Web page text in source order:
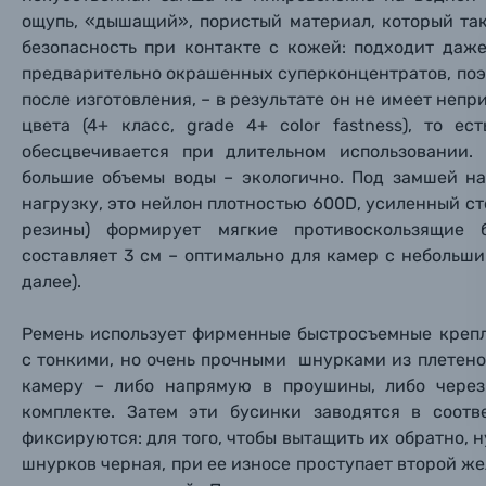
Тема
Ваш
Тема
Ваш
Вспышки для фотоаппаратов
Аксессуары для фото и видеокамер
Оптические приборы
Электроника
Осветительное оборудование
Фоторамки
Фотоальбомы
Заказ
Вами с
Имя*
Номер
ощупь, «дышащий», пористый материал, который
безопасность при контакте с кожей: подходит
предварительно окрашенных суперконцентратов,
после изготовления, – в результате он не имеет
цвета (4+ класс, grade 4+ color fastness), то
обесцвечивается при длительном использовании.
большие объемы воды – экологично. Под замшей
нагрузку, это нейлон плотностью 600D, усиленный
резины) формирует мягкие
составляет 3 см – оптимально для камер с
далее).
Ремень использует фирменные быстросъемные
с тонкими, но очень прочными шнурками из
камеру – либо напрямую в проушины, либо
комплекте. Затем эти бусинки заводятся в
фиксируются: для того, чтобы вытащить их
шнурков черная, при ее износе проступает второй
Тема
Ваш